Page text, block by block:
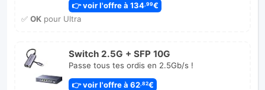
👉 voir l'offre à 134 ,99€
✅ OKpour Ultra
Switch 2.5G + SFP 10G
Passe tous tes ordis en 2.5Gb/s !
👉 voir l'offre à 62,82€